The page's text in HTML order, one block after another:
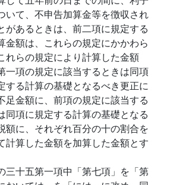
いて、不申告加算金等を徴収され
があるときは、前二項に規定する
金額は、これらの規定にかかわら
れらの規定により計算した金額
一項の規定に該当するときは同項
する計算の基礎となるべき更正に
足金額に、前項の規定に該当する
同項に規定する計算の基礎となる
額に、それぞれ百分の十の割合を
計算した金額を加算した金額とす
三十五第一項中「第七項」を「第